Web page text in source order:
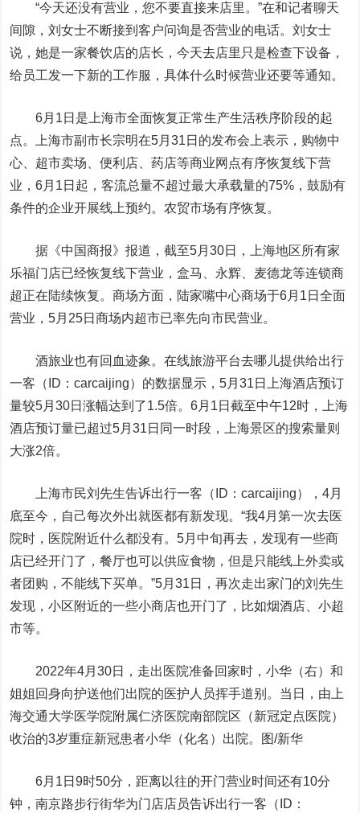
“今天还没有营业，您不要直接来店里。”在和记者聊天
间隙，刘女士不断接到客户问询是否营业的电话。刘女士
说，她是一家餐饮店的店长，今天去店里只是检查下设备，
给员工发一下新的工作服，具体什么时候营业还要等通知。
6月1日是上海市全面恢复正常生产生活秩序阶段的起
点。上海市副市长宗明在5月31日的发布会上表示，购物中
心、超市卖场、便利店、药店等商业网点有序恢复线下营
业，6月1日起，客流总量不超过最大承载量的75%，鼓励有
条件的企业开展线上预约。农贸市场有序恢复。
据《中国商报》报道，截至5月30日，上海地区所有家
乐福门店已经恢复线下营业，盒马、永辉、麦德龙等连锁商
超正在陆续恢复。商场方面， 陆家嘴中心商场于6月1日全面
营业，5月25日商场内超市已率先向市民营业。
酒旅业也有回血迹象。在线旅游平台去哪儿提供给出行
一客（ID：carcaijing） 的数据显示，5月31日上海酒店预订
量较5月30日涨幅达到了1.5倍。6月1日截至中午12时，上海
酒店预订量已超过5月31日同一时段，上海景区的搜索量则
大涨2倍。
上海市民刘先生告诉出行一客（ID：carcaijing）
，4月
底至今，自己每次外出就医都有新发现。“我4月第一次去医
院时，医院附近什么都没有。5月中旬再去，发现有一些商
店已经开门了，餐厅也可以供应食物，但是只能线上外卖或
者团购，不能线下买单。”5月31日，再次走出家门的刘先生
发现，小区附近的一些小商店也开门了，比如烟酒店、小超
市等。
2022年4月30日，走出医院准备回家时，小华（右）和
姐姐回身向护送他们出院的医护人员挥手道别。当日，由上
海交通大学医学院附属仁济医院南部院区（新冠定点医院）
收治的3岁重症新冠患者小华（化名）出院。图/新华
6月1日9时50分，距离以往的开门营业时间还有10分
钟，南京路步行街华为门店店员告诉出行一客（ID：